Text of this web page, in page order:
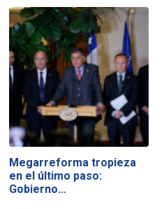
Megarreforma tropieza
en el último paso:
Gobierno…